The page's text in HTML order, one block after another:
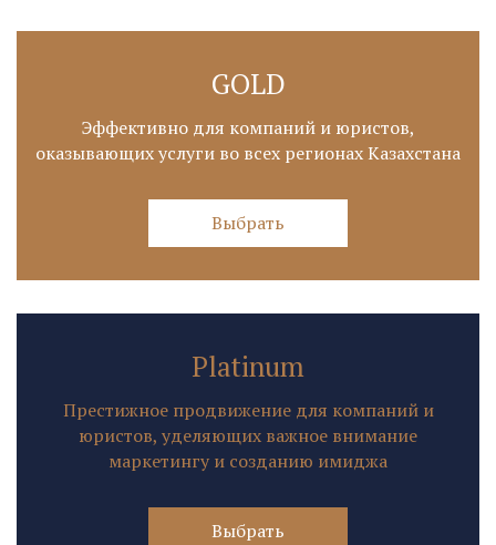
GOLD
Эффективно для компаний и юристов,
оказывающих услуги во всех регионах Казахстана
Выбрать
Platinum
Престижное продвижение для компаний и
юристов, уделяющих важное внимание
маркетингу и созданию имиджа
Выбрать